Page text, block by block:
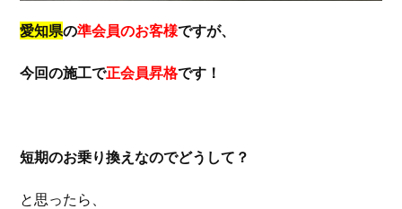
愛知県の準会員のお客様ですが、
今回の施工で正会員昇格です！
短期のお乗り換えなのでどうして？
と思ったら、